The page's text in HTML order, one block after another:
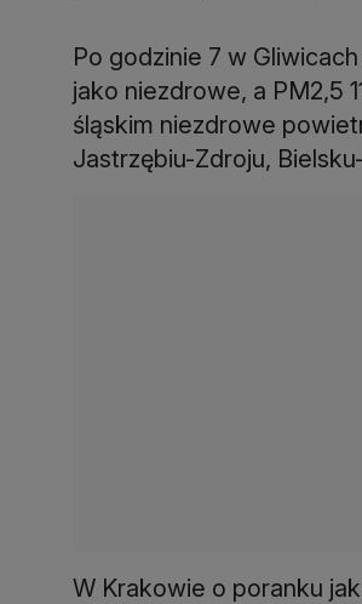
Po godzinie 7 w
jako niezdrowe, a PM2,5
śląskim niezdrowe
Jastrzębiu-Zdroju,
W Krakowie o poranku